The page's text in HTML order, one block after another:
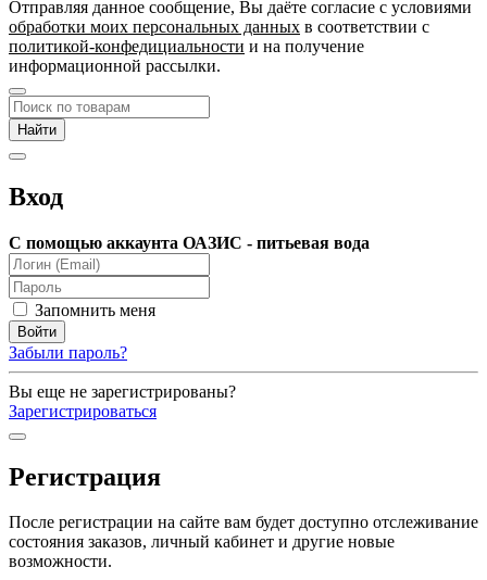
Отправляя данное сообщение, Вы даёте согласие c условиями
обработки моих персональных данных в соответствии с
политикой-конфедициальности и на получение
информационной рассылки.
Вход
С помощью аккаунта ОАЗИС - питьевая вода
Запомнить меня
Забыли пароль?
Вы еще не зарегистрированы?
Зарегистрироваться
Регистрация
После регистрации на сайте вам будет доступно отслеживание
состояния заказов, личный кабинет и другие новые
возможности.